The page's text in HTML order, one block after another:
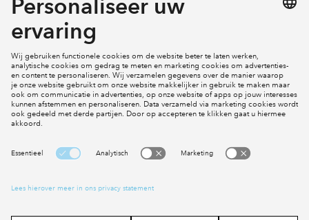
Mijn profiel
Social Media
Cookies